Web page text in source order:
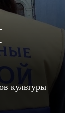
культуры